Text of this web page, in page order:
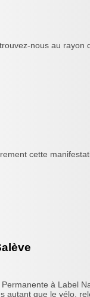
nous au
cette
à Label
autant que le vélo,